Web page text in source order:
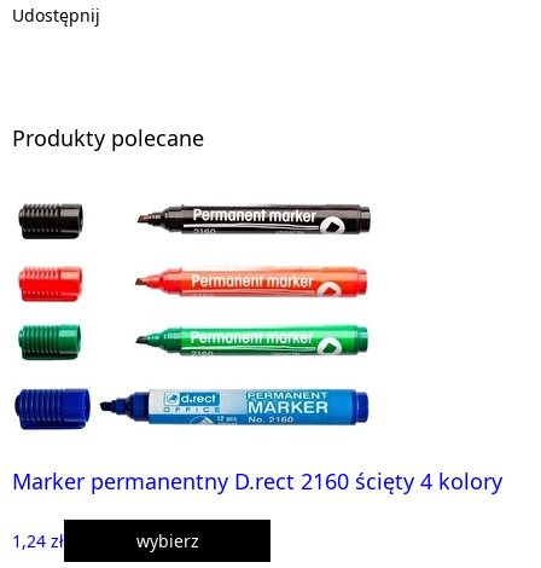
Udostępnij
Produkty polecane
Marker permanentny D.rect 2160 ścięty 4 kolory
1,24 zł wybierz